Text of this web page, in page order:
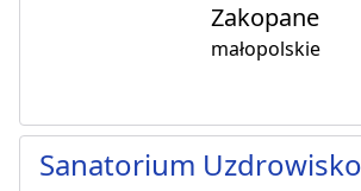
Zakopane
małopolskie
Sanatorium